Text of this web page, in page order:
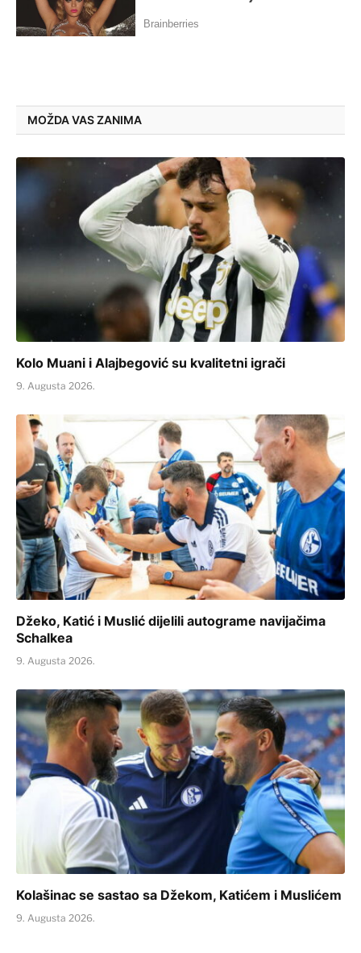
MOŽDA VAS ZANIMA
Kolo Muani i Alajbegović su kvalitetni igrači
9. Augusta 2026.
Džeko, Katić i Muslić dijelili autograme navijačima
Schalkea
9. Augusta 2026.
Kolašinac se sastao sa Džekom, Katićem i Muslićem
9. Augusta 2026.